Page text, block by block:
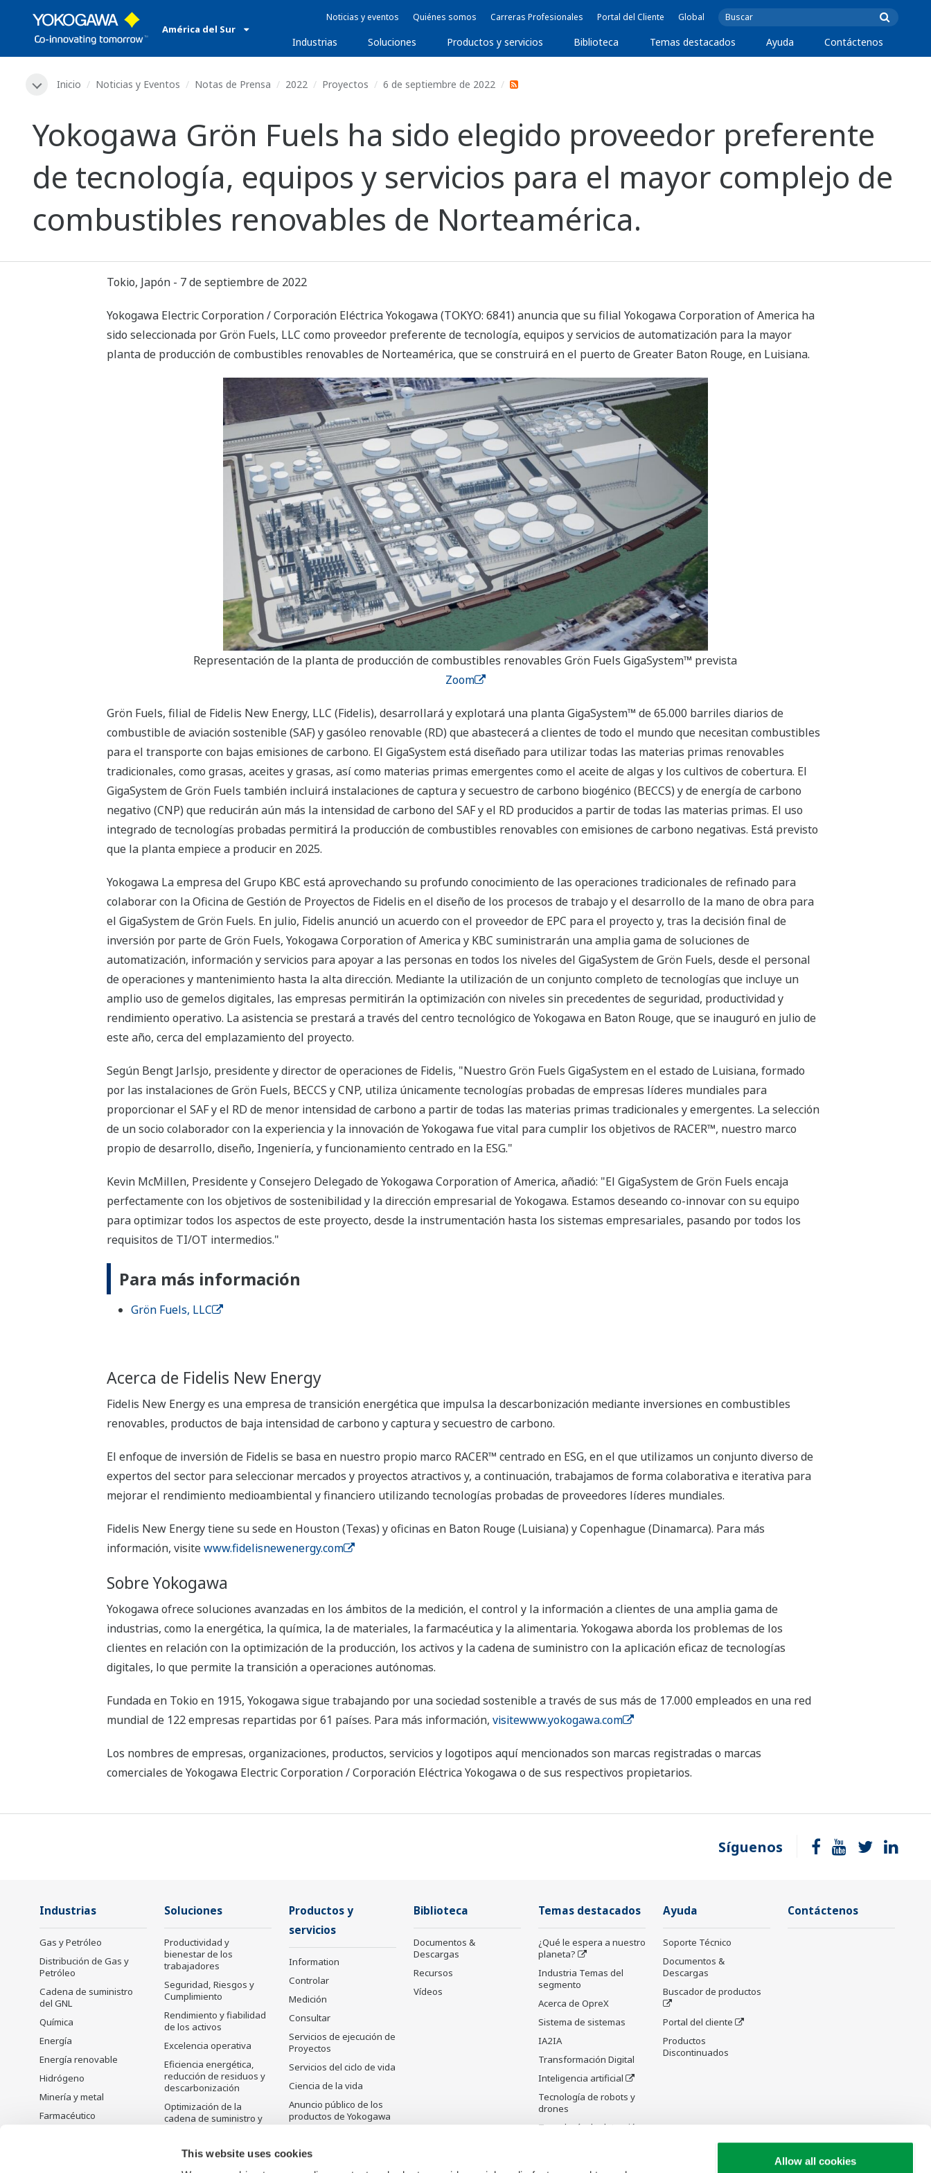
This website uses cookies
Allow all cookies
América del Sur
Noticias y eventos Quiénes somos Carreras Profesionales Portal del Cliente Global
Industrias Soluciones Productos y servicios Biblioteca Temas destacados Ayuda Contáctenos
Inicio Noticias y Eventos Notas de Prensa 2022 Proyectos 6 de septiembre de 2022
Yokogawa Grön Fuels ha sido elegido proveedor preferente
de tecnología, equipos y servicios para el mayor complejo de
combustibles renovables de Norteamérica.
Tokio, Japón - 7 de septiembre de 2022
Yokogawa Electric Corporation / Corporación Eléctrica Yokogawa (TOKYO: 6841) anuncia que su filial Yokogawa Corporation of America ha
sido seleccionada por Grön Fuels, LLC como proveedor preferente de tecnología, equipos y servicios de automatización para la mayor
planta de producción de combustibles renovables de Norteamérica, que se construirá en el puerto de Greater Baton Rouge, en Luisiana.
Representación de la planta de producción de combustibles renovables Grön Fuels GigaSystem™ prevista
Zoom
Grön Fuels, filial de Fidelis New Energy, LLC (Fidelis), desarrollará y explotará una planta GigaSystem™ de 65.000 barriles diarios de
combustible de aviación sostenible (SAF) y gasóleo renovable (RD) que abastecerá a clientes de todo el mundo que necesitan combustibles
para el transporte con bajas emisiones de carbono. El GigaSystem está diseñado para utilizar todas las materias primas renovables
tradicionales, como grasas, aceites y grasas, así como materias primas emergentes como el aceite de algas y los cultivos de cobertura. El
GigaSystem de Grön Fuels también incluirá instalaciones de captura y secuestro de carbono biogénico (BECCS) y de energía de carbono
negativo (CNP) que reducirán aún más la intensidad de carbono del SAF y el RD producidos a partir de todas las materias primas. El uso
integrado de tecnologías probadas permitirá la producción de combustibles renovables con emisiones de carbono negativas. Está previsto
que la planta empiece a producir en 2025.
Yokogawa La empresa del Grupo KBC está aprovechando su profundo conocimiento de las operaciones tradicionales de refinado para
colaborar con la Oficina de Gestión de Proyectos de Fidelis en el diseño de los procesos de trabajo y el desarrollo de la mano de obra para
el GigaSystem de Grön Fuels. En julio, Fidelis anunció un acuerdo con el proveedor de EPC para el proyecto y, tras la decisión final de
inversión por parte de Grön Fuels, Yokogawa Corporation of America y KBC suministrarán una amplia gama de soluciones de
automatización, información y servicios para apoyar a las personas en todos los niveles del GigaSystem de Grön Fuels, desde el personal
de operaciones y mantenimiento hasta la alta dirección. Mediante la utilización de un conjunto completo de tecnologías que incluye un
amplio uso de gemelos digitales, las empresas permitirán la optimización con niveles sin precedentes de seguridad, productividad y
rendimiento operativo. La asistencia se prestará a través del centro tecnológico de Yokogawa en Baton Rouge, que se inauguró en julio de
este año, cerca del emplazamiento del proyecto.
Según Bengt Jarlsjo, presidente y director de operaciones de Fidelis, "Nuestro Grön Fuels GigaSystem en el estado de Luisiana, formado
por las instalaciones de Grön Fuels, BECCS y CNP, utiliza únicamente tecnologías probadas de empresas líderes mundiales para
proporcionar el SAF y el RD de menor intensidad de carbono a partir de todas las materias primas tradicionales y emergentes. La selección
de un socio colaborador con la experiencia y la innovación de Yokogawa fue vital para cumplir los objetivos de RACER™, nuestro marco
propio de desarrollo, diseño, Ingeniería, y funcionamiento centrado en la ESG."
Kevin McMillen, Presidente y Consejero Delegado de Yokogawa Corporation of America, añadió: "El GigaSystem de Grön Fuels encaja
perfectamente con los objetivos de sostenibilidad y la dirección empresarial de Yokogawa. Estamos deseando co-innovar con su equipo
para optimizar todos los aspectos de este proyecto, desde la instrumentación hasta los sistemas empresariales, pasando por todos los
requisitos de TI/OT intermedios."
Para más información
Grön Fuels, LLC
Acerca de Fidelis New Energy
Fidelis New Energy es una empresa de transición energética que impulsa la descarbonización mediante inversiones en combustibles
renovables, productos de baja intensidad de carbono y captura y secuestro de carbono.
El enfoque de inversión de Fidelis se basa en nuestro propio marco RACER™ centrado en ESG, en el que utilizamos un conjunto diverso de
expertos del sector para seleccionar mercados y proyectos atractivos y, a continuación, trabajamos de forma colaborativa e iterativa para
mejorar el rendimiento medioambiental y financiero utilizando tecnologías probadas de proveedores líderes mundiales.
Fidelis New Energy tiene su sede en Houston (Texas) y oficinas en Baton Rouge (Luisiana) y Copenhague (Dinamarca). Para más
información, visitewww.fidelisnewenergy.com
Sobre Yokogawa
Yokogawa ofrece soluciones avanzadas en los ámbitos de la medición, el control y la información a clientes de una amplia gama de
industrias, como la energética, la química, la de materiales, la farmacéutica y la alimentaria. Yokogawa aborda los problemas de los
clientes en relación con la optimización de la producción, los activos y la cadena de suministro con la aplicación eficaz de tecnologías
digitales, lo que permite la transición a operaciones autónomas.
Fundada en Tokio en 1915, Yokogawa sigue trabajando por una sociedad sostenible a través de sus más de 17.000 empleados en una red
mundial de 122 empresas repartidas por 61 países. Para más información, visitewww.yokogawa.com
Los nombres de empresas, organizaciones, productos, servicios y logotipos aquí mencionados son marcas registradas o marcas
comerciales de Yokogawa Electric Corporation / Corporación Eléctrica Yokogawa o de sus respectivos propietarios.
Síguenos
Industrias
Gas y Petróleo
Distribución de Gas y
Petróleo
Cadena de suministro
del GNL
Química
Energía
Energía renovable
Hidrógeno
Minería y metal
Farmacéutico
Soluciones
Productividad y
bienestar de los
trabajadores
Seguridad, Riesgos y
Cumplimiento
Rendimiento y fiabilidad
de los activos
Excelencia operativa
Eficiencia energética,
reducción de residuos y
descarbonización
Optimización de la
cadena de suministro y
Planificación,
programación y
Productos y
servicios
Information
Controlar
Medición
Consultar
Servicios de ejecución de
Proyectos
Servicios del ciclo de vida
Ciencia de la vida
Anuncio público de los
productos de Yokogawa
descatalogados
Biblioteca
Documentos &
Descargas
Recursos
Vídeos
Temas destacados
¿Qué le espera a nuestro
planeta?
Industria Temas del
segmento
Acerca de OpreX
Sistema de sistemas
IA2IA
Transformación Digital
Inteligencia artificial
Tecnología de robots y
drones
Tecnología de detección
Ayuda
Soporte Técnico
Documentos &
Descargas
Buscador de productos
Portal del cliente
Productos
Discontinuados
Contáctenos